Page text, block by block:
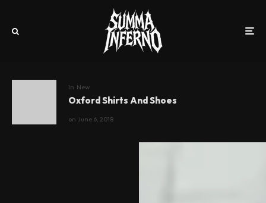
In New
Oxford Shirts And Shoes
on June 6, 2018